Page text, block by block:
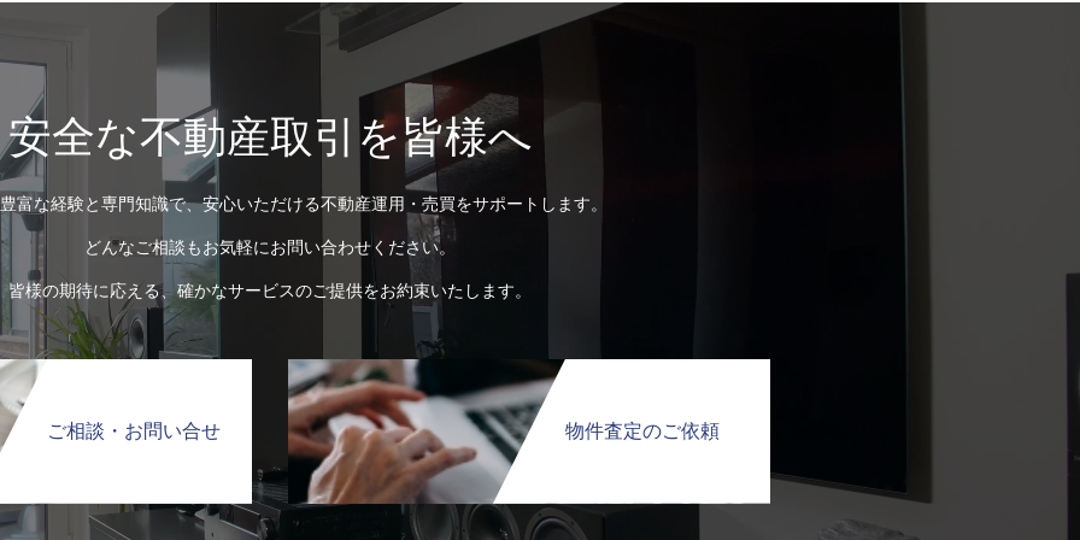
安全な不動産取引を皆様へ
富な経験と専門知識で、安心いただける不動産運用・売買をサポートします。
どんなご相談もお気軽にお問い合わせください。
皆様の期待に応える、確かなサービスのご提供をお約束いたします。
ご相談・お問い合せ 物件査定のご依頼